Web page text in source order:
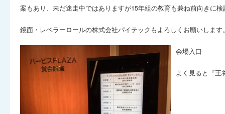
案もあり、未だ迷走中ではありますが15年組の教育も兼ね前向きに
鏡面・レベラーロールの株式会社パイテックもよろしくお願いします
会場入口
よく見ると『王